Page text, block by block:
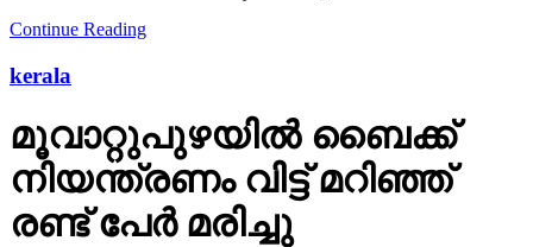
Continue Reading
kerala
മൂവാറ്റുപുഴയില്‍ ബൈക്ക്
നിയന്ത്രണം വിട്ട് മറിഞ്ഞ്
രണ്ട് പേര്‍ മരിച്ചു